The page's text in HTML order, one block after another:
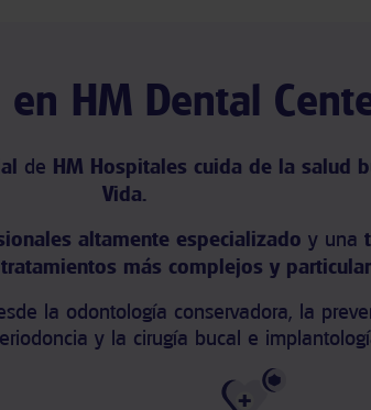
en HM Dental
de HM Hospitales cuida de la salud
Vida.
altamente especializado y una
tratamientos más complejos y
la odontología conservadora, la
y la cirugía bucal e